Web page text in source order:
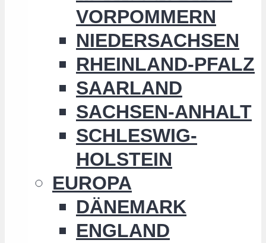
VORPOMMERN
NIEDERSACHSEN
RHEINLAND-PFALZ
SAARLAND
SACHSEN-ANHALT
SCHLESWIG-
HOLSTEIN
EUROPA
DÄNEMARK
ENGLAND